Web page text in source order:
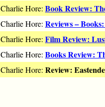
Charlie Hore: Book Review:
Charlie Hore: Reviews –
Charlie Hore: Film Review:
Charlie Hore: Books Review:
Charlie Hore: Review: